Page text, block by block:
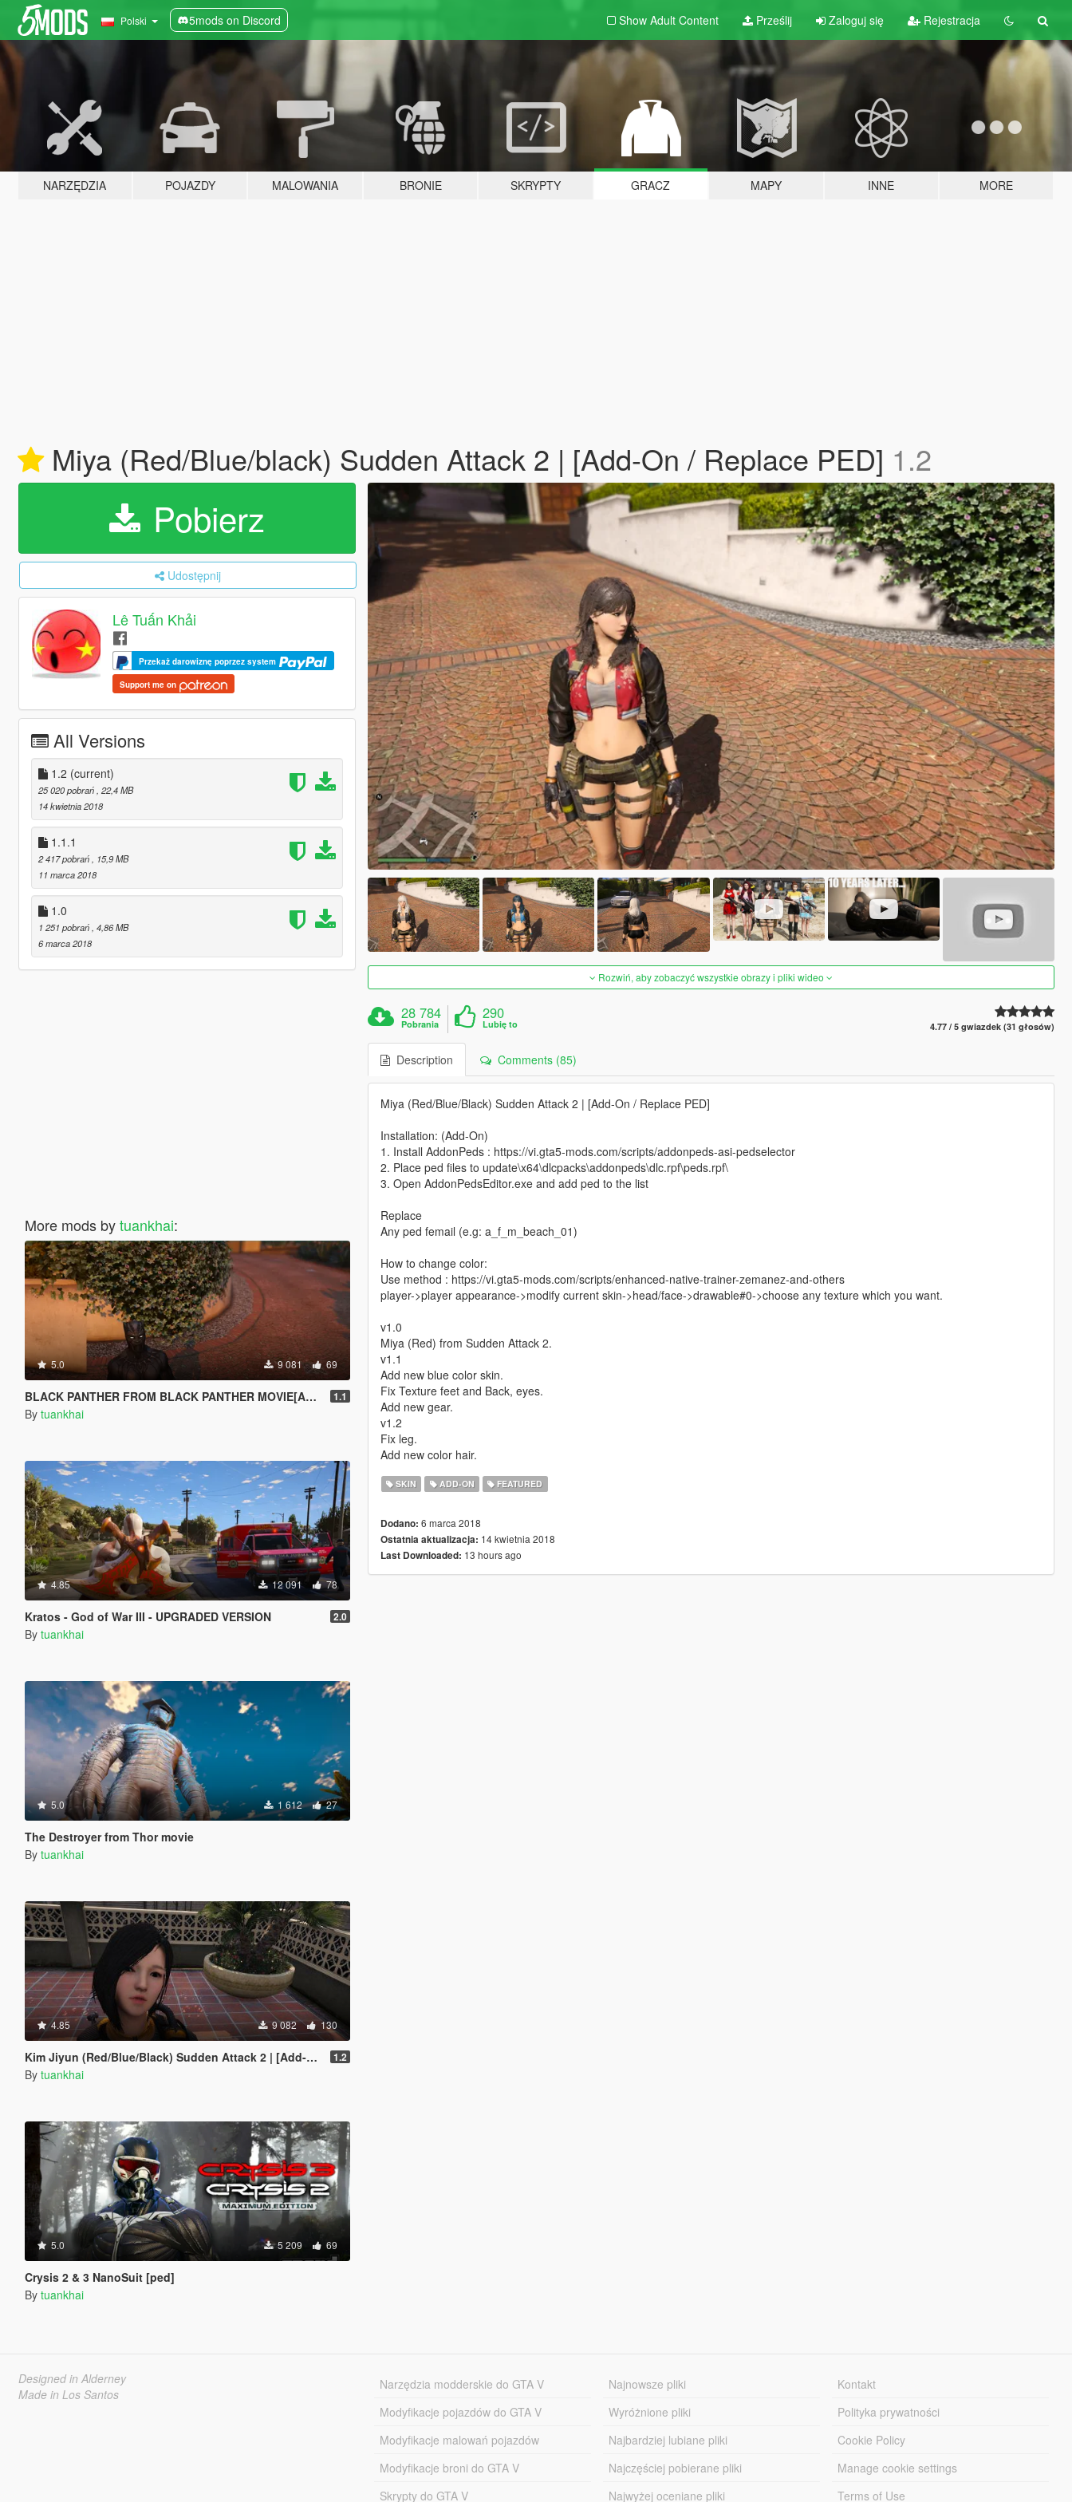
Polski 5mods on Discord Show Adult Content Prześlij Zaloguj się Rejestracja
NARZĘDZIA POJAZDY MALOWANIA BRONIE SKRYPTY GRACZ MAPY INNE MORE
Miya (Red/Blue/black) Sudden Attack 2 | [Add-On / Replace PED] 1.2
Pobierz
Udostępnij
Lê Tuấn Khải
Przekaż darowiznę poprzez system
Support me on
All Versions
1.2 (current)
25 020 pobrań, 22,4 MB
14 kwietnia 2018
1.1.1
2 417 pobrań, 15,9 MB
11 marca 2018
1.0
1 251 pobrań, 4,86 MB
6 marca 2018
More mods bytuankhai:
5.0 9 081 69
BLACK PANTHER FROM BLACK PANTHER MOVIE[Add-On / Replace PED] 1.1
By tuankhai
4.85 12 091 78
Kratos - God of War III - UPGRADED VERSION 2.0
By tuankhai
5.0 1 612 27
The Destroyer from Thor movie
By tuankhai
4.85 9 082 130
Kim Jiyun (Red/Blue/Black) Sudden Attack 2 | [Add-On / Replace PED] 1.2
By tuankhai
5.0 5 209 69
Crysis 2 & 3 NanoSuit [ped]
By tuankhai
Rozwiń, aby zobaczyć wszystkie obrazy i pliki wideo
28 784
Pobrania
290
Lubię to 4.77 / 5 gwiazdek (31 głosów)
Description Comments (85)
Miya (Red/Blue/Black) Sudden Attack 2 | [Add-On / Replace PED]
Installation: (Add-On)
1. Install AddonPeds : https://vi.gta5-mods.com/scripts/addonpeds-asi-pedselector
2. Place ped files to update\x64\dlcpacks\addonpeds\dlc.rpf\peds.rpf\
3. Open AddonPedsEditor.exe and add ped to the list
Replace
Any ped femail (e.g: a_f_m_beach_01)
How to change color:
Use method : https://vi.gta5-mods.com/scripts/enhanced-native-trainer-zemanez-and-others
player->player appearance->modify current skin->head/face->drawable#0->choose any texture which you want.
v1.0
Miya (Red) from Sudden Attack 2.
v1.1
Add new blue color skin.
Fix Texture feet and Back, eyes.
Add new gear.
v1.2
Fix leg.
Add new color hair.
SKIN ADD-ON FEATURED
Dodano: 6 marca 2018
Ostatnia aktualizacja: 14 kwietnia 2018
Last Downloaded: 13 hours ago
Designed in Alderney
Made in Los Santos
Narzędzia modderskie do GTA V
Modyfikacje pojazdów do GTA V
Modyfikacje malowań pojazdów
Modyfikacje broni do GTA V
Skrypty do GTA V
Najnowsze pliki
Wyróżnione pliki
Najbardziej lubiane pliki
Najczęściej pobierane pliki
Najwyżej oceniane pliki
Kontakt
Polityka prywatności
Cookie Policy
Manage cookie settings
Terms of Use